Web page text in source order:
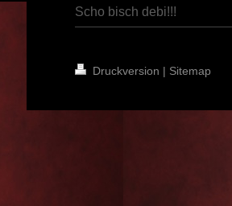
Scho bisch debi!!!
Druckversion | Sitemap